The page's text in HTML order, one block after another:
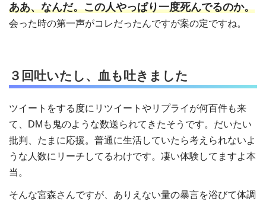
ああ、なんだ。この人やっぱり一度死んでるのか。
会った時の第一声がコレだったんですが案の定ですね。
３回吐いたし、血も吐きました
ツイートをする度にリツイートやリプライが何百件も来
て、DMも鬼のような数送られてきたそうです。だいたい
批判、たまに応援。普通に生活していたら考えられないよ
うな人数にリーチしてるわけです。凄い体験してますよ本
当。
そんな宮森さんですが、ありえない量の暴言を浴びて体調